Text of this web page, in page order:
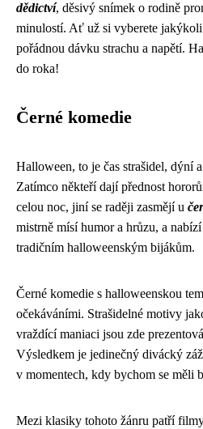
dědictví, děsivý snímek o rodině
minulostí. Ať už si vyberete
pořádnou dávku strachu a napětí.
do roka!
Černé komedie
Halloween, to je čas strašidel, dýní
Zatímco někteří dají přednost
celou noc, jiní se raději zasmějí u
mistrně mísí humor a hrůzu, a
tradičním halloweenským bijákům.
Černé komedie s halloweenskou
očekáváními. Strašidelné motivy
vraždící maniaci jsou zde
Výsledkem je jedinečný divácký
v momentech, kdy bychom se měli
Mezi klasiky tohoto žánru patří